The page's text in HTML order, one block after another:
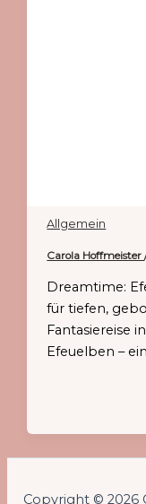
Allgemein
Carola Hoffmeister
Dreamtime:
für tiefen,
Fantasiereise
Efeuelben –
Copyright © 2026